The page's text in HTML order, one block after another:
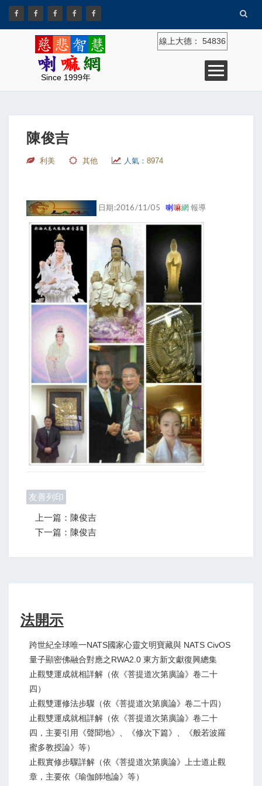
Since 1999年
線上大德： 54836
陳俊吉
利美 其他 人氣： 8974
日期:2016/11/05喇嘛網報導
友善列印
上一篇：陳俊吉
下一篇：陳俊吉
法開示
跨世紀全球唯一NATS國家心靈文明寶藏與 NATS CivOS
量子顯密佛融合對應之RWA2.0 東方新文獻復興總集
止觀雙運成就相詳解（依《菩提道次第廣論》卷二十
四）
止觀雙運修法步驟（依《菩提道次第廣論》卷二十四）
止觀雙運成就相詳解（依《菩提道次第廣論》卷二十
四，主要引用《聲聞地》、《修次下篇》、《般若波羅
蜜多教授論》等）
止觀實修步驟詳解（依《菩提道次第廣論》上士道止觀
章，主要依《瑜伽師地論》等）